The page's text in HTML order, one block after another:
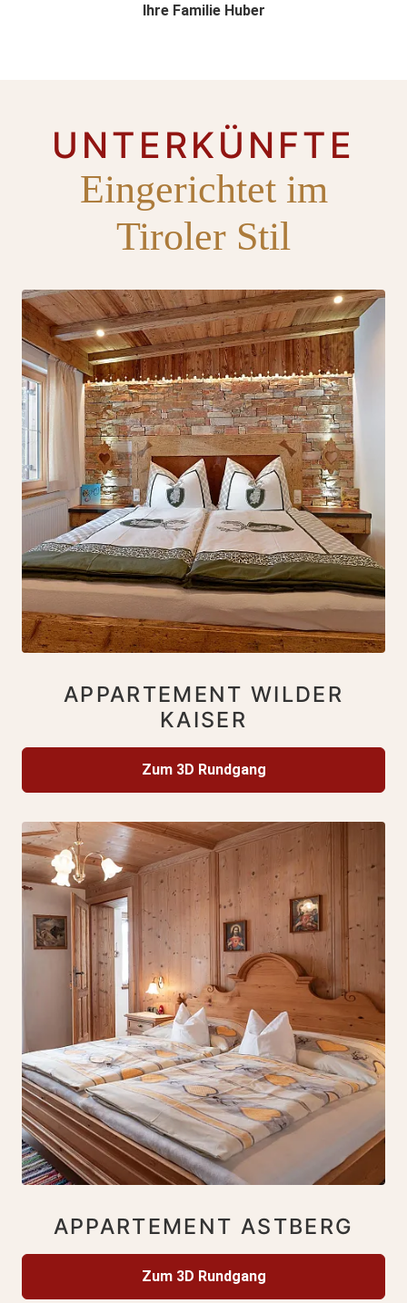
Ihre Familie Huber
UNTERKÜNFTE
Eingerichtet im
Tiroler Stil
APPARTEMENT WILDER
KAISER
Zum 3D Rundgang
APPARTEMENT ASTBERG
Zum 3D Rundgang